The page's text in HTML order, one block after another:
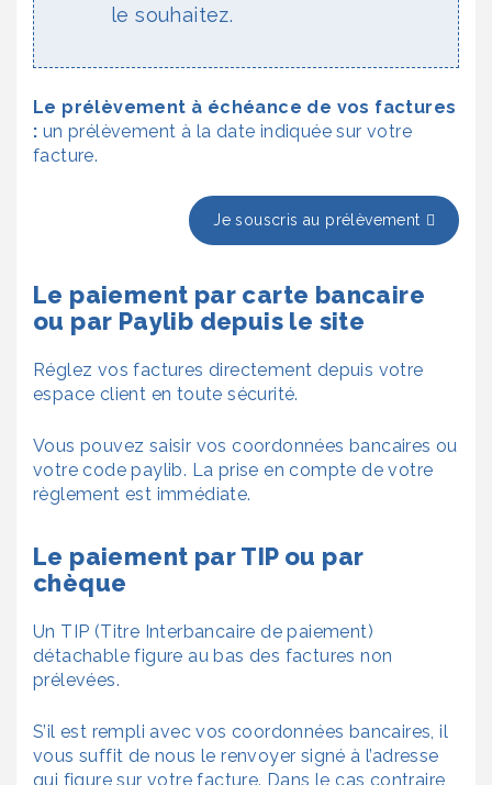
le souhaitez.
Le prélèvement à échéance de vos factures
: un prélèvement à la date indiquée sur votre
facture.
Je souscris au prélèvement
Le paiement par carte bancaire
ou par Paylib depuis le site
Réglez vos factures directement depuis votre
espace client en toute sécurité.
Vous pouvez saisir vos coordonnées bancaires ou
votre code paylib. La prise en compte de votre
règlement est immédiate.
Le paiement par TIP ou par
chèque
Un TIP (Titre Interbancaire de paiement)
détachable figure au bas des factures non
prélevées.
S’il est rempli avec vos coordonnées bancaires, il
vous suffit de nous le renvoyer signé à l’adresse
qui figure sur votre facture. Dans le cas contraire,